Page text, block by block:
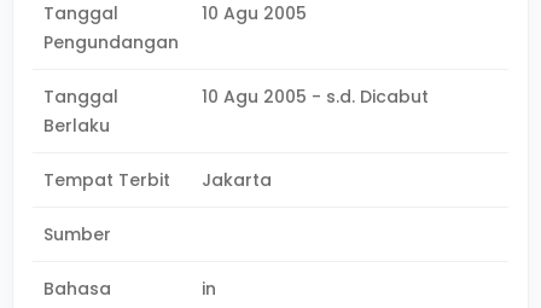
Tanggal
Pengundangan
10 Agu 2005
Tanggal
Berlaku
10 Agu 2005 - s.d. Dicabut
Tempat Terbit Jakarta
Sumber
Bahasa in